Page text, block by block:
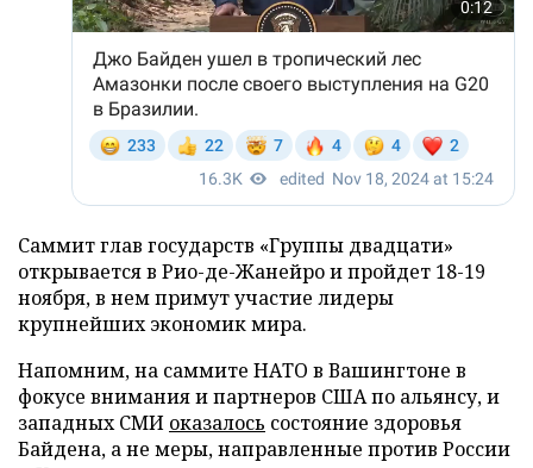
Саммит глав государств «Группы двадцати»
открывается в Рио-де-Жанейро и пройдет 18-19
ноября, в нем примут участие лидеры
крупнейших экономик мира.
Напомним, на саммите НАТО в Вашингтоне в
фокусе внимания и партнеров США по альянсу, и
западных СМИ оказалось состояние здоровья
Байдена, а не меры, направленные против России